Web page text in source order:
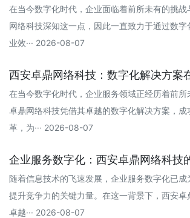
在当今数字化时代，企业面临着前所未有的挑战
网络科技深知这一点，因此一直致力于通过数字
业效··· 2026-08-07
西安卓鼎网络科技：数字化解决方案在
在当今数字化时代，企业服务领域正经历着前
卓鼎网络科技凭借其卓越的数字化解决方案，成
革，为··· 2026-08-07
企业服务数字化：西安卓鼎网络科技的
随着信息技术的飞速发展，企业服务数字化已成
提升竞争力的关键力量。在这一背景下，西安
卓越··· 2026-08-07